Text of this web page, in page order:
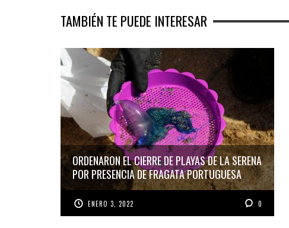
TAMBIÉN TE PUEDE INTERESAR
ORDENARON EL CIERRE DE PLAYAS DE LA SERENA
POR PRESENCIA DE FRAGATA PORTUGUESA
ENERO 3, 2022 0